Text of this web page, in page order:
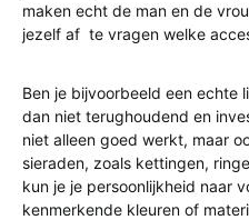
maken echt de man en de
jezelf af te vragen welke
Ben je bijvoorbeeld een echte
dan niet terughoudend en
niet alleen goed werkt, maar
sieraden, zoals kettingen,
kun je je persoonlijkheid naar
kenmerkende kleuren of